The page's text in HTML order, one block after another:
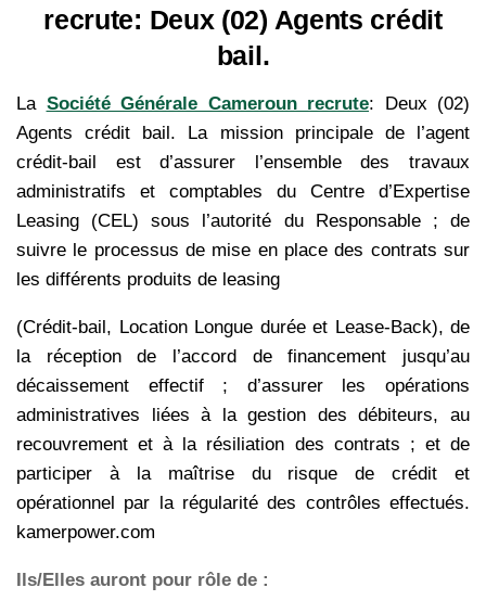
recrute: Deux (02) Agents crédit
bail.
La Société Générale Cameroun recrute: Deux (02)
Agents crédit bail. La mission principale de l’agent
crédit-bail est d’assurer l’ensemble des travaux
administratifs et comptables du Centre d’Expertise
Leasing (CEL) sous l’autorité du Responsable ; de
suivre le processus de mise en place des contrats sur
les différents produits de leasing
(Crédit-bail, Location Longue durée et Lease-Back), de
la réception de l’accord de financement jusqu’au
décaissement effectif ; d’assurer les opérations
administratives liées à la gestion des débiteurs, au
recouvrement et à la résiliation des contrats ; et de
participer à la maîtrise du risque de crédit et
opérationnel par la régularité des contrôles effectués.
kamerpower.com
Ils/Elles auront pour rôle de :